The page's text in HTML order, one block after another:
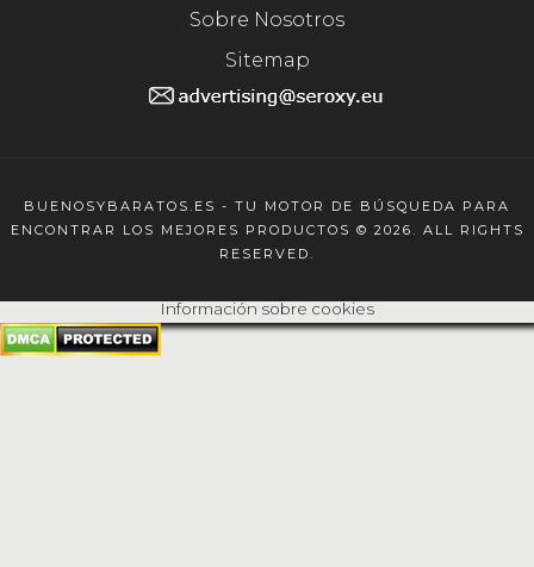
Sobre Nosotros
Sitemap
BUENOSYBARATOS.ES - TU MOTOR DE BÚSQUEDA PARA
ENCONTRAR LOS MEJORES PRODUCTOS © 2026. ALL RIGHTS
RESERVED.
Información sobre cookies